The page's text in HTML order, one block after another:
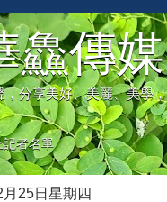
鱻傳媒
分享美好、美麗、美學
記者名單
25日星期四